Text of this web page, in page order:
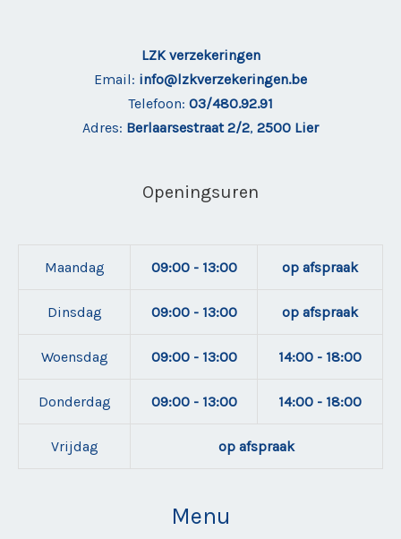
LZK verzekeringen
Email: info@lzkverzekeringen.be
Telefoon: 03/480.92.91
Adres: Berlaarsestraat 2/2, 2500 Lier
Openingsuren
Maandag 09:00 - 13:00 op afspraak
Dinsdag 09:00 - 13:00 op afspraak
Woensdag 09:00 - 13:00 14:00 - 18:00
Donderdag 09:00 - 13:00 14:00 - 18:00
Vrijdag op afspraak
Menu